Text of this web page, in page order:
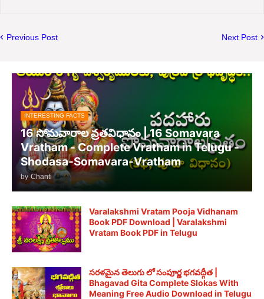
Previous Post Next Post
INTERESTING FACTS
16 సోమవారాల వ్రతవిధానం | 16 Somavara
Vratham - Complete Vratham in Telugu -
Shodasa-Somavara-Vratham
by Chanti
Varalakshmi Vratam Pooja Vidhanam
Book PDF Download | Varalakshmi
Vratam Book PDF in Telugu
సరళమైన తెలుగు లో సంపూర్ణ భగవద్గీత |
Bhagavad Gita Complete Slokas With
Meaning Free Audio Download in Telugu